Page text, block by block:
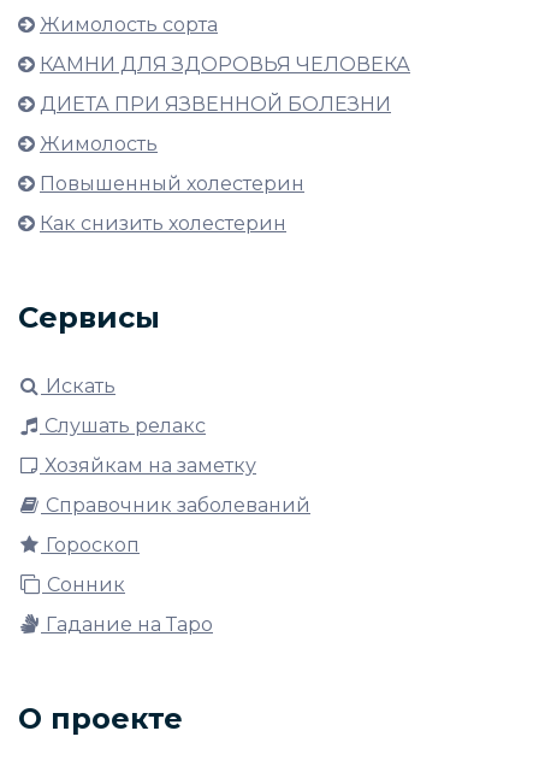
Жимолость сорта
КАМНИ ДЛЯ ЗДОРОВЬЯ ЧЕЛОВЕКА
ДИЕТА ПРИ ЯЗВЕННОЙ БОЛЕЗНИ
Жимолость
Повышенный холестерин
Как снизить холестерин
Сервисы
Искать
Слушать релакс
Хозяйкам на заметку
Справочник заболеваний
Гороскоп
Сонник
Гадание на Таро
О проекте